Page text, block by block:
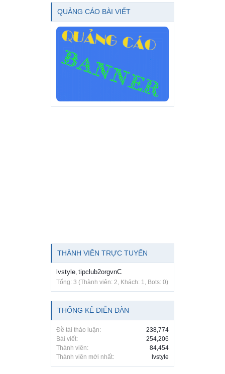
QUẢNG CÁO BÀI VIẾT
THÀNH VIÊN TRỰC TUYẾN
lvstyle, tipclub2orgvnC
Tổng: 3 (Thành viên: 2, Khách: 1, Bots: 0)
THỐNG KÊ DIỄN ĐÀN
Đề tài thảo luận:
238,774
Bài viết:
254,206
Thành viên:
84,454
Thành viên mới nhất:
lvstyle